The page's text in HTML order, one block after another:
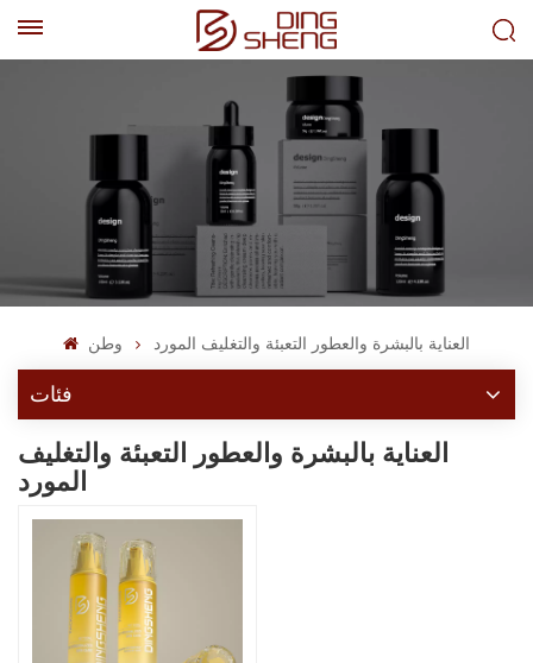
وطن العناية بالبشرة والعطور التعبئة والتغليف المورد
فئات
العناية بالبشرة والعطور التعبئة والتغليف
المورد